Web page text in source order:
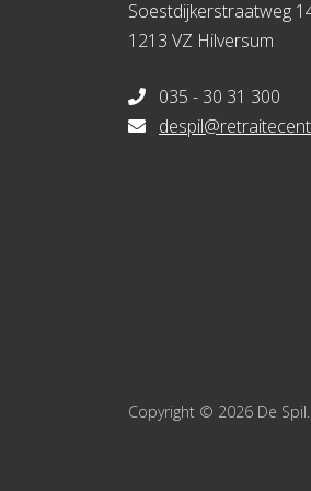
Soestdijkerstraatweg
1213 VZ Hilversum
035 - 30 31 300
Copyright © 2026 De Spil.